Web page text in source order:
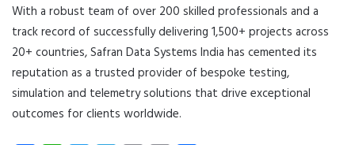
With a robust team of over 200 skilled professionals and a
track record of successfully delivering 1,500+ projects across
20+ countries, Safran Data Systems India has cemented its
reputation as a trusted provider of bespoke testing,
simulation and telemetry solutions that drive exceptional
outcomes for clients worldwide.